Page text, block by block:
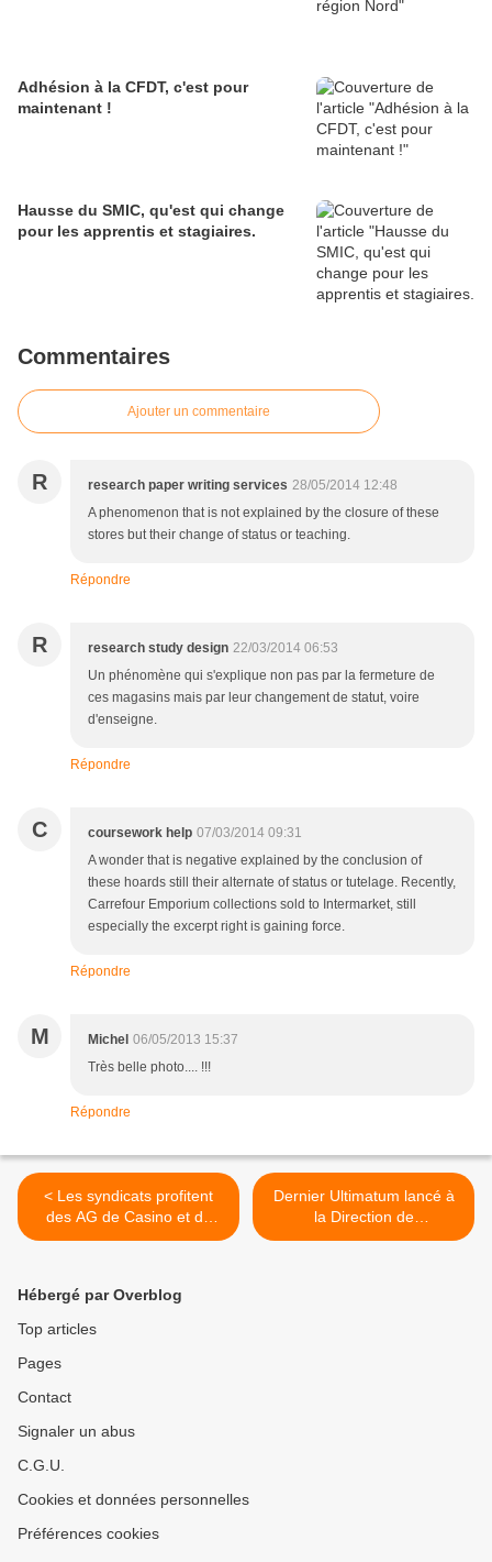
Adhésion à la CFDT, c'est pour
maintenant !
Hausse du SMIC, qu'est qui change
pour les apprentis et stagiaires.
Commentaires
Ajouter un commentaire
R research paper writing services 28/05/2014 12:48
A phenomenon that is not explained by the closure of these
stores but their change of status or teaching.
Répondre
R research study design 22/03/2014 06:53
Un phénomène qui s'explique non pas par la fermeture de
ces magasins mais par leur changement de statut, voire
d'enseigne.
Répondre
C coursework help 07/03/2014 09:31
A wonder that is negative explained by the conclusion of
these hoards still their alternate of status or tutelage. Recently,
Carrefour Emporium collections sold to Intermarket, still
especially the excerpt right is gaining force.
Répondre
M Michel 06/05/2013 15:37
Très belle photo.... !!!
Répondre
< Les syndicats profitent
des AG de Casino et de
Carrefour pour faire passer
Dernier Ultimatum lancé à
la Direction de
CARREFOUR MARKET! >
Hébergé par Overblog
Top articles
Pages
Contact
Signaler un abus
C.G.U.
Cookies et données personnelles
Préférences cookies